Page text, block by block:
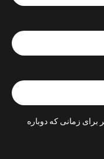
برای زمانی که دوباره